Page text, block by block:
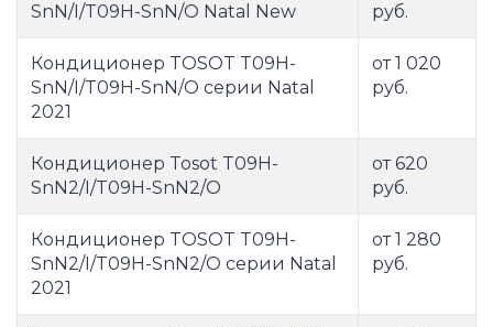
SnN/I/T09H-SnN/O Natal New
руб.
Кондиционер TOSOT T09H-
SnN/I/T09H-SnN/O серии Natal
2021
от 1 020
руб.
Кондиционер Tosot T09H-
SnN2/I/T09H-SnN2/O
от 620
руб.
Кондиционер TOSOT T09H-
SnN2/I/T09H-SnN2/O серии Natal
2021
от 1 280
руб.